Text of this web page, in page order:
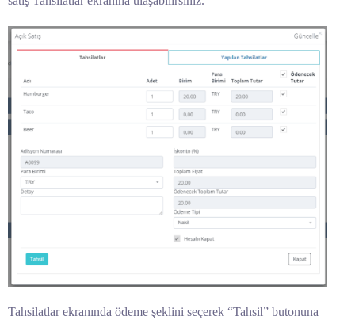
Tahsilatlar ekranında ödeme şeklini seçerek “Tahsil” butonuna